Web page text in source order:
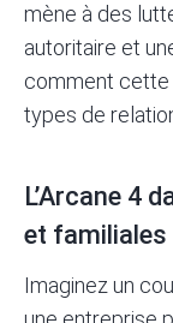
mène à des
autoritaire et
comment cette
types de
L’Arcane 4
et familiales
Imaginez un